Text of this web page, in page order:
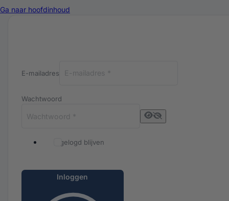
Ga naar hoofdinhoud
Inloggen bij Luxuriq
E-mailadres
Wachtwoord
Ingelogd blijven
Inloggen